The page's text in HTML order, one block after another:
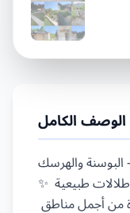
الوصف الكامل
البوسنة والهرسك
✨ فرصة استثنائية لامتلاك فيلا رائعة بإطلالات طبيعية